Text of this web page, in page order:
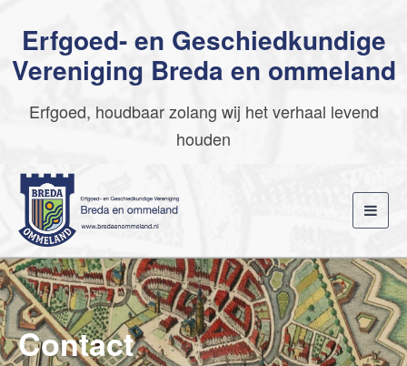
Erfgoed- en Geschiedkundige
Vereniging Breda en ommeland
Erfgoed, houdbaar zolang wij het verhaal levend
houden
Contact